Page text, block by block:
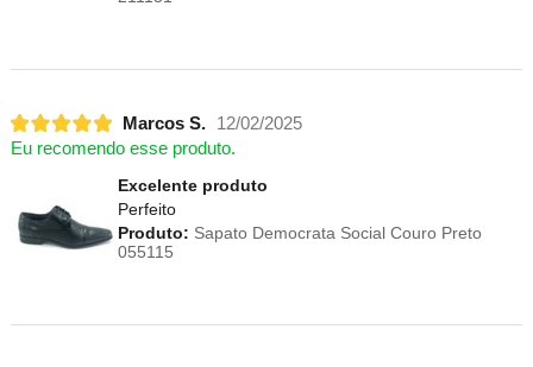
Marcos S.
12/02/2025
Eu recomendo esse produto.
Excelente produto
Perfeito
Produto: Sapato Democrata Social Couro Preto
055115